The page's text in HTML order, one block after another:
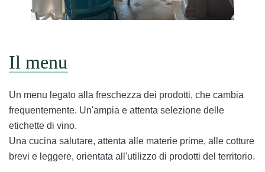
Il menu
Un menu legato alla freschezza dei prodotti, che cambia
frequentemente. Un'ampia e attenta selezione delle
etichette di vino.
Una cucina salutare, attenta alle materie prime, alle cotture
brevi e leggere, orientata all'utilizzo di prodotti del territorio.